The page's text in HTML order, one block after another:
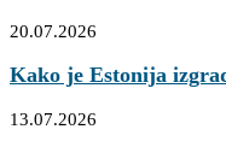
20.07.2026
Kako je Estonija
13.07.2026